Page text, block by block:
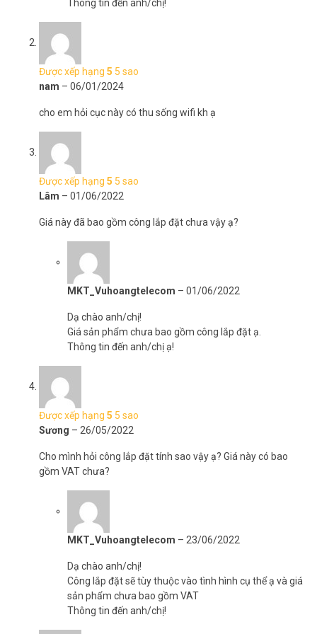
– Hỗ trợ Mesh nhiều bộ Wifi với nhau (đề xuất 3 thiết bị)
– Hỗ trợ Roamming Layer 2
– Đã bao gồm nguồn DC 12V/ 1.5A
– Kích thước 220x140x36mm (W×D×H, bao gồm cả anten)
– Xuất xứ: Trung Quốc.
– Bảo hành: 3 năm.
Video giới thiệu thiết bị mạng Ruijie/Reyee
dẫn đầu thị trường Việt Nam
Chính sách bán hàng Ruijie:
(Vuhoangtelecom.vn)
Bảo hành qua serial hoặc tem cửa hàng trên sản phẩm
An tâm với TTBH tại Hồ Chí Minh và Hà Nội
Quản lý qua Cloud, cài đặt tiện lợi
Không bảo hành với sản phẩm hư hỏng do lỗi người dùng
Thông tin đến anh/chị!
Được xếp hạng 5 5 sao
nam – 06/01/2024
cho em hỏi cục này có thu sống wifi kh ạ
Được xếp hạng 5 5 sao
Lâm – 01/06/2022
Giá này đã bao gồm công lắp đặt chưa vậy ạ?
MKT_Vuhoangtelecom – 01/06/2022
Dạ chào anh/chị!
Giá sản phẩm chưa bao gồm công lắp đặt ạ.
Thông tin đến anh/chị ạ!
Được xếp hạng 5 5 sao
Sương – 26/05/2022
Cho mình hỏi công lắp đặt tính sao vậy ạ? Giá này có bao
gồm VAT chưa?
MKT_Vuhoangtelecom – 23/06/2022
Dạ chào anh/chị!
Công lắp đặt sẽ tùy thuộc vào tình hình cụ thể ạ và giá
sản phẩm chưa bao gồm VAT
Thông tin đến anh/chị!